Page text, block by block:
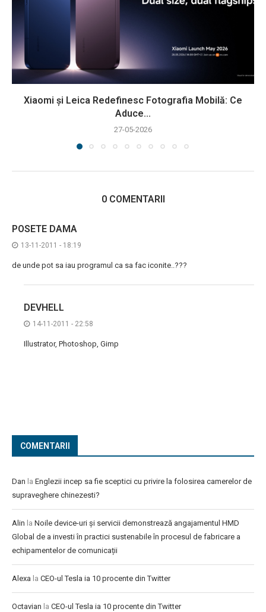
Xiaomi și Leica Redefinesc Fotografia Mobilă: Ce
Aduce...
27-05-2026
0 COMENTARII
POSETE DAMA
13-11-2011 - 18:19
de unde pot sa iau programul ca sa fac iconite..???
DEVHELL
14-11-2011 - 22:58
Illustrator, Photoshop, Gimp
COMENTARII
Dan la Englezii incep sa fie sceptici cu privire la folosirea camerelor de
supraveghere chinezesti?
Alin la Noile device-uri și servicii demonstrează angajamentul HMD
Global de a investi în practici sustenabile în procesul de fabricare a
echipamentelor de comunicații
Alexa la CEO-ul Tesla ia 10 procente din Twitter
Octavian la CEO-ul Tesla ia 10 procente din Twitter